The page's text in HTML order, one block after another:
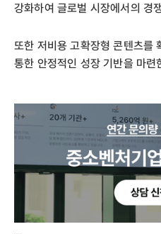
강화하여 글로벌 시장에서의 경
또한 저비용 고확장형 콘텐츠를
통한 안정적인 성장 기반을 마